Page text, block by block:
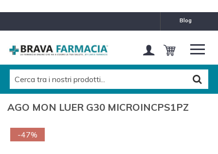
blog
AGO MON LUER G30 MICROINCPS1PZ
-47%